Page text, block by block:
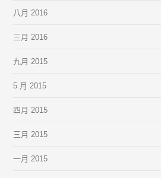
八月 2016
三月 2016
九月 2015
5 月 2015
四月 2015
三月 2015
一月 2015